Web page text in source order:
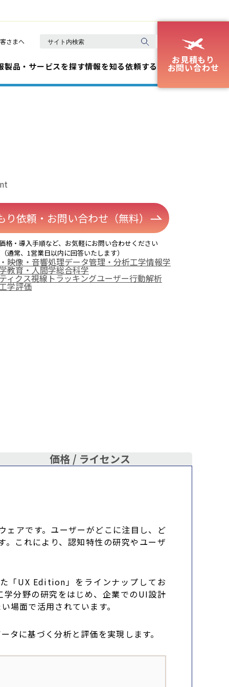
さまへ
製品・サービスを探す情報を知る依頼する
お見積もり
お問い合わせ
り依頼・お問い合わせ（無料）
格・導入手順など、お気軽にお問い合わせください
（通常、1営業日以内に回答いたします）
映像・音響処理データ管理・分析工学情報学
教育・人間学総合科学
ィクス視線トラッキングユーザー行動解析
学評価
価格 / ライセンス
アです。ユーザーがどこに注目し、ど
これにより、認知特性の研究やユーザ
「UX Edition」をラインナップしてお
分野の研究をはじめ、企業でのUI設計
場面で活用されています。
に基づく分析と評価を実現します。